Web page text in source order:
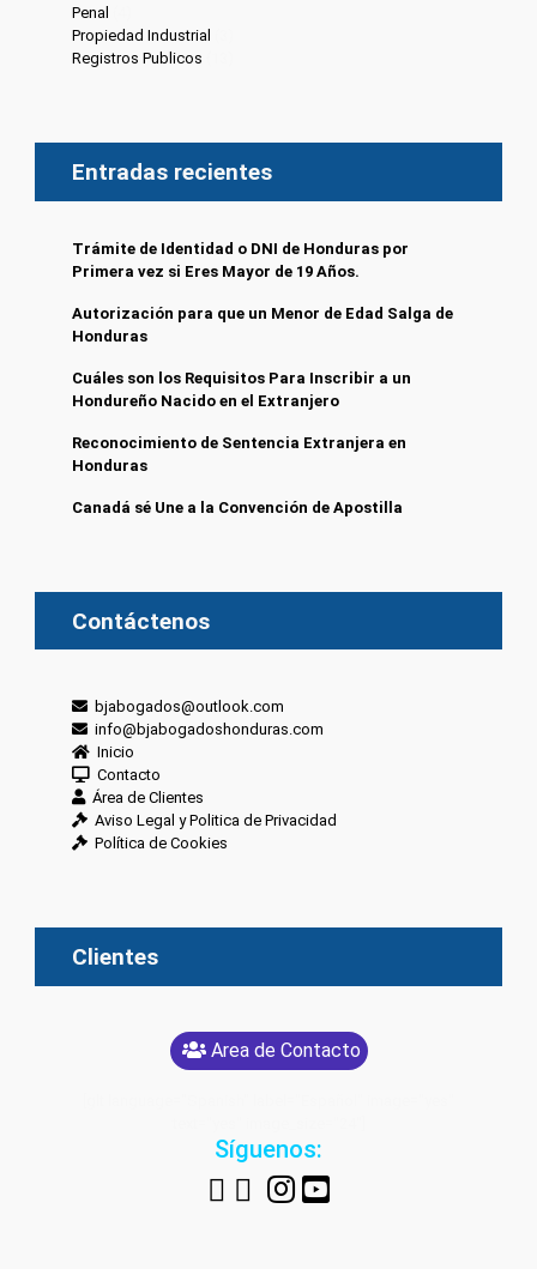
Penal
Propiedad Industrial
Registros Publicos
Entradas recientes
Trámite de Identidad o DNI de Honduras por
Primera vez si Eres Mayor de 19 Años.
Autorización para que un Menor de Edad Salga de
Honduras
Cuáles son los Requisitos Para Inscribir a un
Hondureño Nacido en el Extranjero
Reconocimiento de Sentencia Extranjera en
Honduras
Canadá sé Une a la Convención de Apostilla
Contáctenos
bjabogados@outlook.com
info@bjabogadoshonduras.com
Inicio
Contacto
Área de Clientes
Aviso Legal y Politica de Privacidad
Política de Cookies
Clientes
Area de Contacto
Síguenos: